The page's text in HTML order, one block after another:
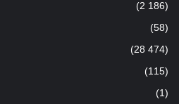
(2 186)
(58)
(28 474)
(115)
(1)